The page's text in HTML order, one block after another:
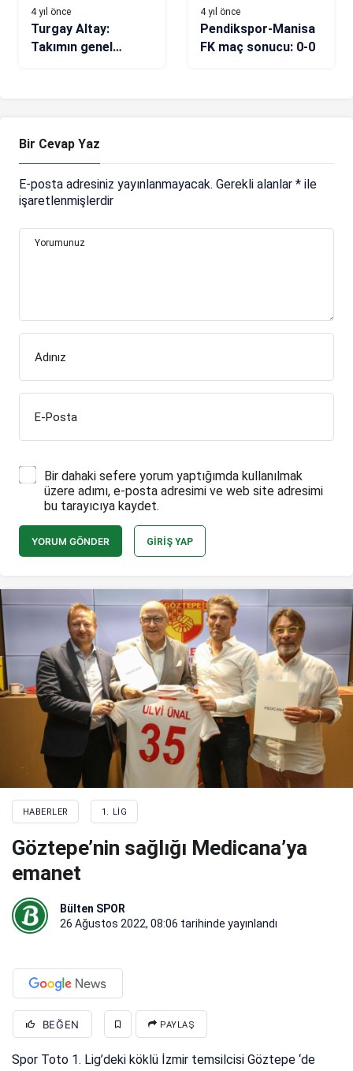
4 yıl önce
Turgay Altay:
Takımın genel
4 yıl önce
Pendikspor-Manisa
FK maç sonucu: 0-0
Bir Cevap Yaz
E-posta adresiniz yayınlanmayacak. Gerekli alanlar * ile
işaretlenmişlerdir
Yorumunuz
Adınız
E-Posta
Bir dahaki sefere yorum yaptığımda kullanılmak
üzere adımı, e-posta adresimi ve web site adresimi
bu tarayıcıya kaydet.
YORUM GÖNDER GIRIŞ YAP
HABERLER 1. LIG
Göztepe’nin sağlığı Medicana’ya
emanet
Bülten SPOR
26 Ağustos 2022, 08:06 tarihinde yayınlandı
BEĞEN PAYLAŞ
Spor Toto 1. Lig’deki köklü İzmir temsilcisi Göztepe ‘de